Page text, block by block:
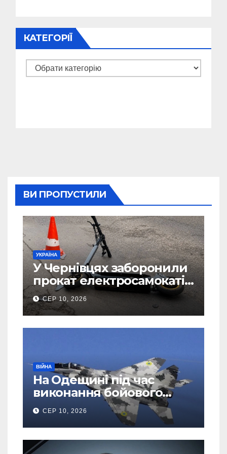
КАТЕГОРІЇ
Категорії
ВИ ПРОПУСТИЛИ
УКРАЇНА
У Чернівцях заборонили
прокат електросамокатів
через скарги жителів
СЕР 10, 2026
ВІЙНА
На Одещині під час
виконання бойового
завдання розбився
МіГ-29: пілот
катапультувався
СЕР 10, 2026